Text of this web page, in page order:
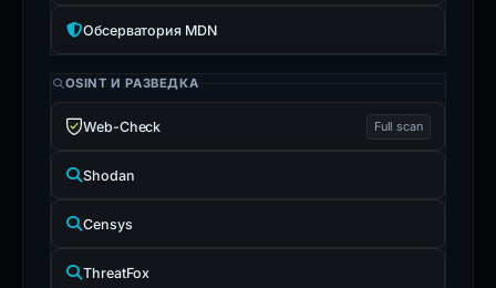
Обсерватория MDN
OSINT И РАЗВЕДКА
Web-Check Full scan
Shodan
Censys
ThreatFox